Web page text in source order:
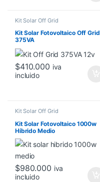
Kit Solar Off Grid
Kit Solar Fotovoltaico Off Grid
375VA
$410.000 iva
incluido
Kit Solar Off Grid
Kit Solar Fotovoltaico 1000w
Híbrido Medio
$980.000 iva
incluido